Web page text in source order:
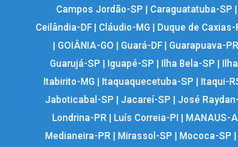
Campos Jordão-SP
Caraguatatuba-SP
Ceilândia-DF| Cláudio-MG Duque de Caxias-
GOIÂNIA-GO Guará-DF| Guarapuava-PR
Guarujá-SP
Iguapé-SP Ilha Bela-SP
Itabirito-MG
Itaquaquecetuba-SP Itaqui-
Jaboticabal-SP
Jacareí-SP José
Londrina-PR| Luís Correia-PI MANAUS-
Medianeira-PR
Mirassol-SP Mococa-SP